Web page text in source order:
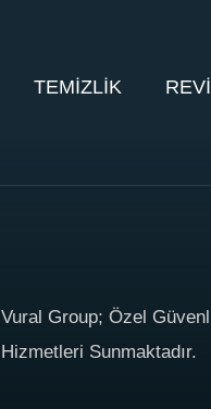
TEMİZLİK
Vural Group; Özel
Hizmetleri Sunmaktadır.